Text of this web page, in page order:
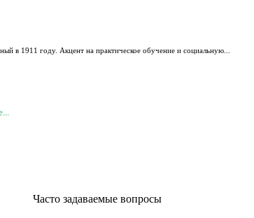
в 1911 году. Акцент на практическое обучение и социальную...
Часто задаваемые вопросы